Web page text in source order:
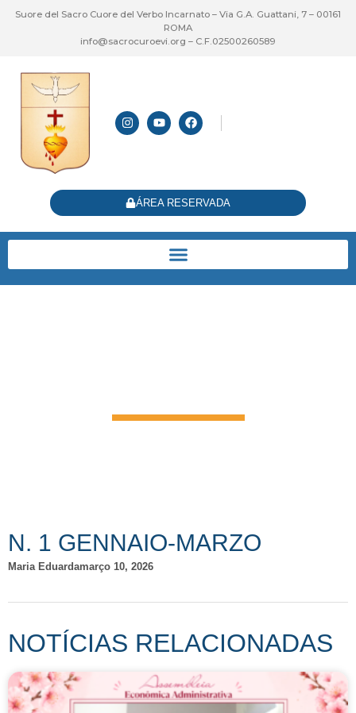
Suore del Sacro Cuore del Verbo Incarnato – Via G.A. Guattani, 7 – 00161
ROMA
info@sacrocuroevi.org – C.F.02500260589
ÁREA RESERVADA
N. 1 GENNAIO-MARZO
Maria Eduardamarço 10, 2026
NOTÍCIAS RELACIONADAS